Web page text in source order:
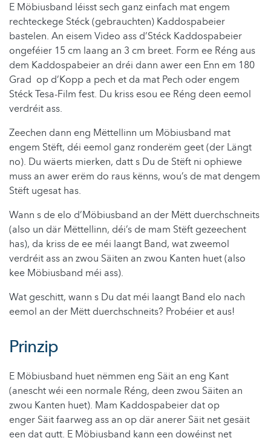
E Möbiusband léisst sech ganz einfach mat engem
rechteckege Stéck (gebrauchten) Kaddospabeier
bastelen. An eisem Video ass d’Stéck Kaddospabeier
ongeféier 15 cm laang an 3 cm breet. Form ee Réng aus
dem Kaddospabeier an dréi dann awer een Enn em 180
Grad op d’Kopp a pech et da mat Pech oder engem
Stéck Tesa-Film fest. Du kriss esou ee Réng deen eemol
verdréit ass.
Zeechen dann eng Mëttellinn um Möbiusband mat
engem Stëft, déi eemol ganz ronderëm geet (der Längt
no). Du wäerts mierken, datt s Du de Stëft ni ophiewe
muss an awer erëm do raus kënns, wou’s de mat dengem
Stëft ugesat has.
Wann s de elo d’Möbiusband an der Mëtt duerchschneits
(also un där Mëttellinn, déi’s de mam Stëft gezeechent
has), da kriss de ee méi laangt Band, wat zweemol
verdréit ass an zwou Säiten an zwou Kanten huet (also
kee Möbiusband méi ass).
Wat geschitt, wann s Du dat méi laangt Band elo nach
eemol an der Mëtt duerchschneits? Probéier et aus!
Prinzip
E Möbiusband huet nëmmen eng Säit an eng Kant
(anescht wéi een normale Réng, deen zwou Säiten an
zwou Kanten huet). Mam Kaddospabeier dat op
enger Säit faarweg ass an op där anerer Säit net gesäit
een dat gutt. E Möbiusband kann een dowéinst net